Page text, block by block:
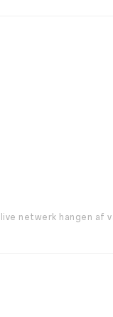
netwerk hangen af